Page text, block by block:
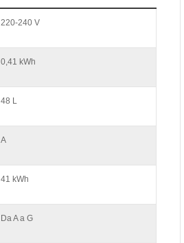
220-240 V
0,41 kWh
48 L
A
41 kWh
Da A a G